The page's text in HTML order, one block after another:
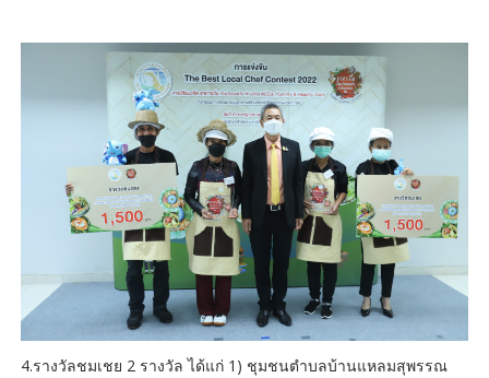
4.รางวัลชมเชย 2 รางวัล ได้แก่ 1) ชุมชนตำบลบ้านแหลมสุพรรณ